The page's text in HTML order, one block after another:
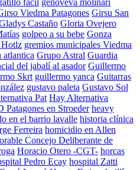
fácil genoveva molinari
Viedma Patagones Girsu San
Castaño Gloria Ovejero
golpeo a su bebe Gonza
Hotlz gremios municipales Viedma
atlantica Grupo Astral Guardia
del jabalí al asador Guillermo
Skrt guillermo yanca Guitarras
gustavo paleta Gustavo Sol
Pat Hay Alternativa
Patagones en Stroeder heavy
en el barrio lavalle historia clínica
Ferreira homicidio en Allen
Concejo Deliberante de
Horacio Otero -CGT- horcas
Pedro Ecay hospital Zatti